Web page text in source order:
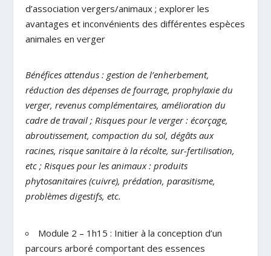
d’association vergers/animaux ; explorer les
avantages et inconvénients des différentes espèces
animales en verger
Bénéfices attendus : gestion de l’enherbement,
réduction des dépenses de fourrage, prophylaxie du
verger, revenus complémentaires, amélioration du
cadre de travail ; Risques pour le verger : écorçage,
abroutissement, compaction du sol, dégâts aux
racines, risque sanitaire à la récolte, sur-fertilisation,
etc ; Risques pour les animaux : produits
phytosanitaires (cuivre), prédation, parasitisme,
problèmes digestifs, etc.
Module 2 – 1h15 : Initier à la conception d’un
parcours arboré comportant des essences